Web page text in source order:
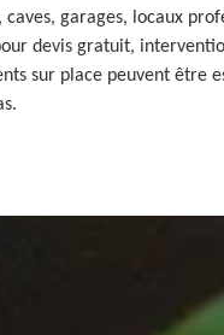
garages, locaux
devis gratuit,
sur place peuvent être